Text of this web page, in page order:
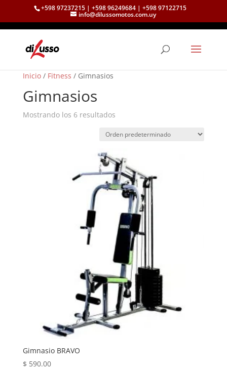
+598 97237215 | +598 96249684 | +598 97122715
info@dilussomotos.com.uy
Inicio/ Fitness / Gimnasios
Gimnasios
Mostrando los 6 resultados
Gimnasio BRAVO
$ 590.00